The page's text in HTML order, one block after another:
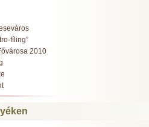
fíling”
2010